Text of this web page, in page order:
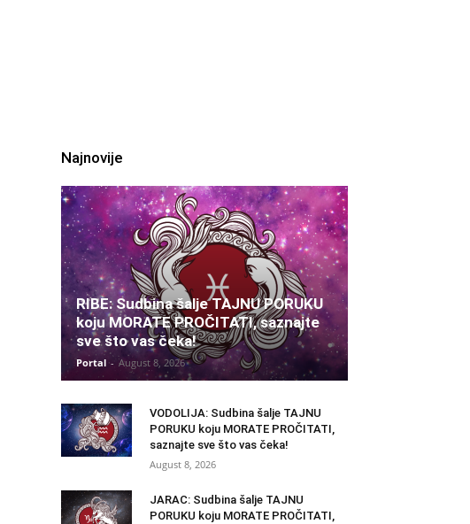
Najnovije
RIBE: Sudbina šalje TAJNU PORUKU
koju MORATE PROČITATI, saznajte
sve što vas čeka!
Portal - August 8, 2026
VODOLIJA: Sudbina šalje TAJNU
PORUKU koju MORATE PROČITATI,
saznajte sve što vas čeka!
August 8, 2026
JARAC: Sudbina šalje TAJNU
PORUKU koju MORATE PROČITATI,